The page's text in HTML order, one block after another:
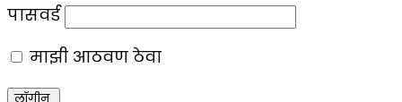
पासवर्ड
माझी आठवण ठेवा